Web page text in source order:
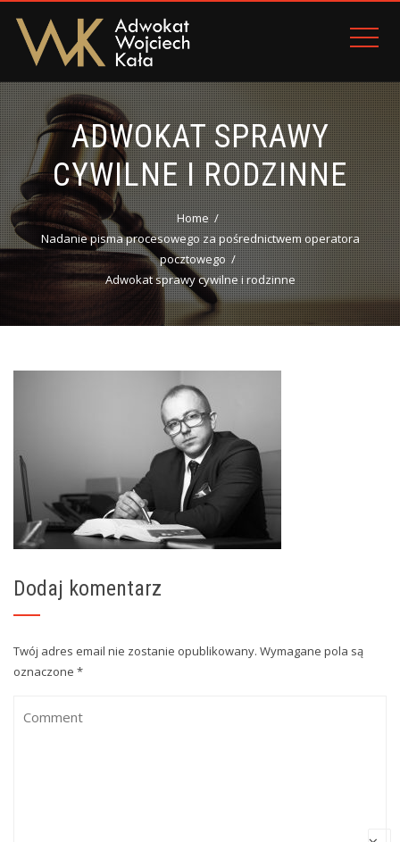
ADWOKAT SPRAWY
CYWILNE I RODZINNE
Home
Nadanie pisma procesowego za pośrednictwem operatora
pocztowego
Adwokat sprawy cywilne i rodzinne
Dodaj komentarz
Twój adres email nie zostanie opublikowany. Wymagane pola są
oznaczone *